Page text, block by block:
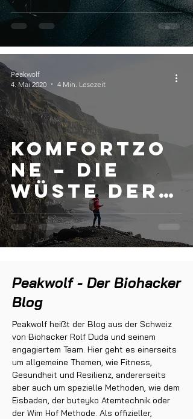
schwierige
Entscheidu
ngen
Komfortzo
ne – Die
Wüste der
Bequemlich
keit
Peakwolf
4. Mai 2020
4 Min. Lesezeit
Peakwolf - Der Biohacker
Blog
Peakwolf heißt der Blog aus der Schweiz
von Biohacker Rolf Duda und seinem
engagiertem Team. Hier geht es einerseits
um allgemeine Themen, wie Fitness,
Gesundheit und Resilienz, andererseits
aber auch um spezielle Methoden, wie dem
Eisbaden, der buteyko Atemtechnik oder
der Wim Hof Methode. Als offizieller,